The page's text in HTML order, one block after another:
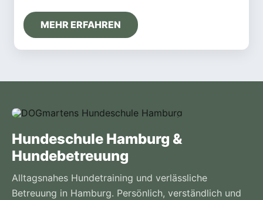
MEHR ERFAHREN
Hundeschule Hamburg &
Hundebetreuung
Alltagsnahes Hundetraining und verlässliche
Betreuung in Hamburg. Persönlich, verständlich und